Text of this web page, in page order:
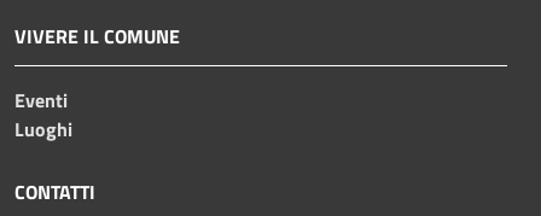
VIVERE IL COMUNE
Eventi
Luoghi
CONTATTI